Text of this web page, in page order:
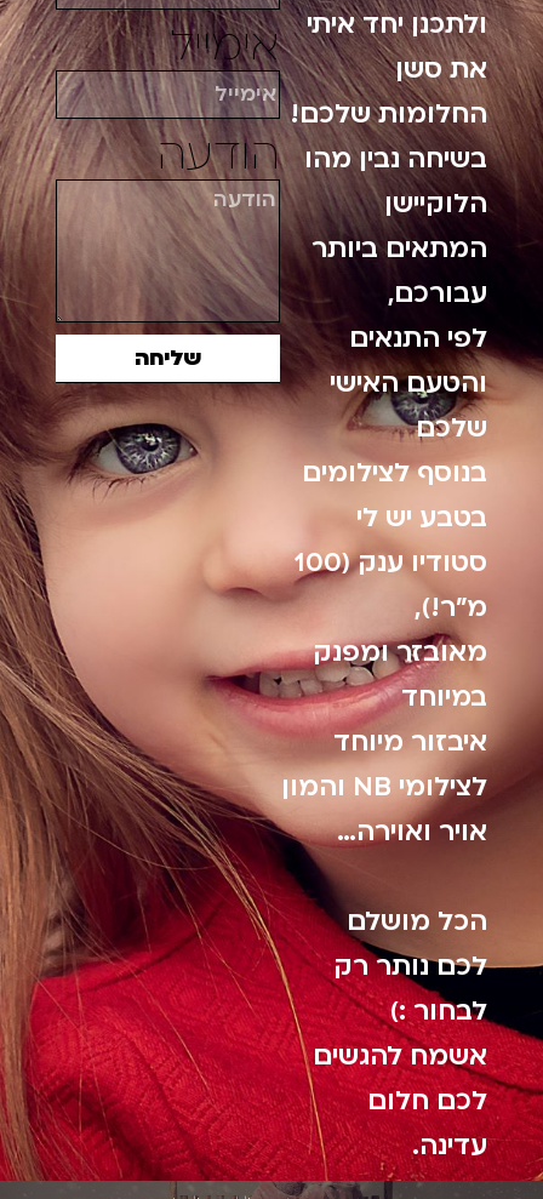
ולתכנן יחד איתי
את סשן
החלומות שלכם!
בשיחה נבין מהו
הלוקיישן
המתאים ביותר
עבורכם,
לפי התנאים
והטעם האישי
שלכם
בנוסף לצילומים
בטבע יש לי
סטודיו ענק (100
מ"ר!),
מאובזר ומפנק
במיוחד
איבזור מיוחד
לצילומי NB והמון
אויר ואוירה…
הכל מושלם
לכם נותר רק
לבחור :)
אשמח להגשים
לכם חלום
עדינה.
אימייל
הודעה
שליחה